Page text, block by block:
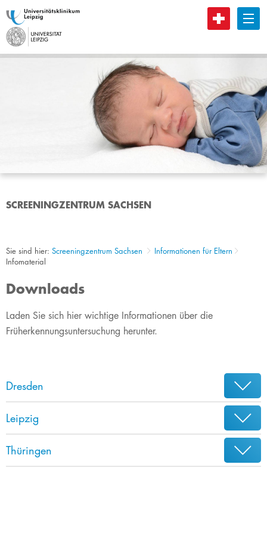
B
SCREENINGZENTRUM SACHSEN
Sie sind hier: Screeningzentrum Sachsen
Informationen für Eltern
Infomaterial
Downloads
​​​​​​​​​​​​​Laden Sie sich hier wichtige Informationen über die
Früherkennungsuntersuchung herunter.
Dresden
Leipzig
Thüringen